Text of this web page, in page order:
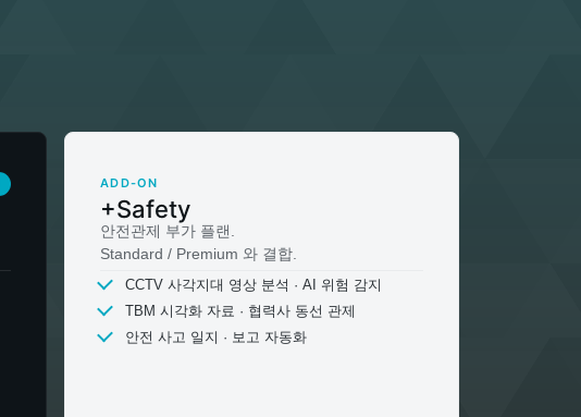
ADD-ON
+Safety
안전관제 부가 플랜.
Standard / Premium 와 결합.
CCTV 사각지대 영상 분석 · AI 위험 감지
TBM 시각화 자료 · 협력사 동선 관제
안전 사고 일지 · 보고 자동화